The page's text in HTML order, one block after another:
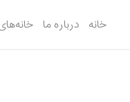
خانه درباره ما